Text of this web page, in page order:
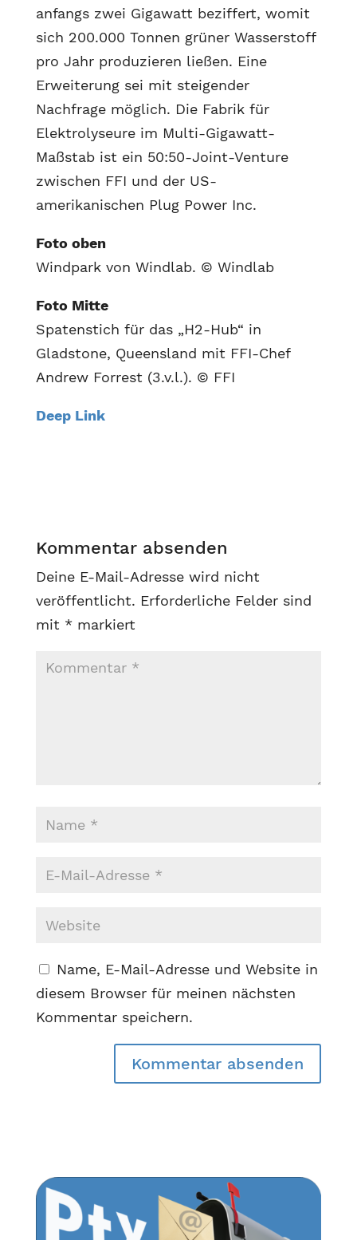
anfangs zwei Gigawatt beziffert, womit
sich 200.000 Tonnen grüner Wasserstoff
pro Jahr produzieren ließen. Eine
Erweiterung sei mit steigender
Nachfrage möglich. Die Fabrik für
Elektrolyseure im Multi-Gigawatt-
Maßstab ist ein 50:50-Joint-Venture
zwischen FFI und der US-
amerikanischen Plug Power Inc.
Foto oben
Windpark von Windlab. © Windlab
Foto Mitte
Spatenstich für das „H2-Hub“ in
Gladstone, Queensland mit FFI-Chef
Andrew Forrest (3.v.l.). © FFI
Deep Link
Kommentar absenden
Deine E-Mail-Adresse wird nicht
veröffentlicht. Erforderliche Felder sind
mit * markiert
Name, E-Mail-Adresse und Website in
diesem Browser für meinen nächsten
Kommentar speichern.